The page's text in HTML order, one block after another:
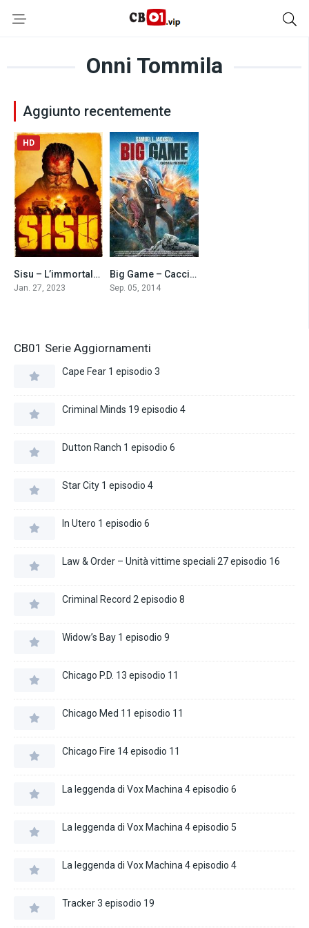
Onni Tommila
Aggiunto recentemente
7.2
HD
Sisu – L’immortale (2023)
Jan. 27, 2023
5.4Big Game – Caccia al presidente (2014)
Sep. 05, 2014
CB01 Serie Aggiornamenti
Cape Fear 1 episodio 3
Criminal Minds 19 episodio 4
Dutton Ranch 1 episodio 6
Star City 1 episodio 4
In Utero 1 episodio 6
Law & Order – Unità vittime speciali 27 episodio 16
Criminal Record 2 episodio 8
Widow’s Bay 1 episodio 9
Chicago P.D. 13 episodio 11
Chicago Med 11 episodio 11
Chicago Fire 14 episodio 11
La leggenda di Vox Machina 4 episodio 6
La leggenda di Vox Machina 4 episodio 5
La leggenda di Vox Machina 4 episodio 4
Tracker 3 episodio 19